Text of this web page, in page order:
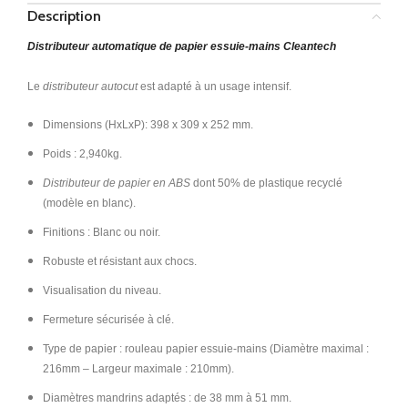
Description
Distributeur automatique de papier essuie-mains Cleantech
Le distributeur autocutest adapté à un usage intensif.
Dimensions (HxLxP): 398 x 309 x 252 mm.
Poids : 2,940kg.
Distributeur de papier en ABS dont 50% de plastique recyclé
(modèle en blanc).
Finitions : Blanc ou noir.
Robuste et résistant aux chocs.
Visualisation du niveau.
Fermeture sécurisée à clé.
Type de papier : rouleau papier essuie-mains (Diamètre maximal :
216mm – Largeur maximale : 210mm).
Diamètres mandrins adaptés : de 38 mm à 51 mm.